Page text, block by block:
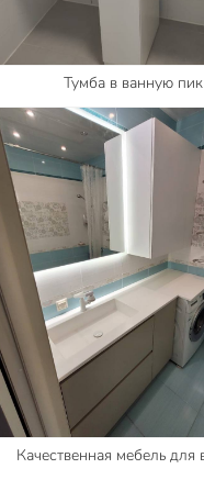
Тумба в ванную пик
Качественная мебель для